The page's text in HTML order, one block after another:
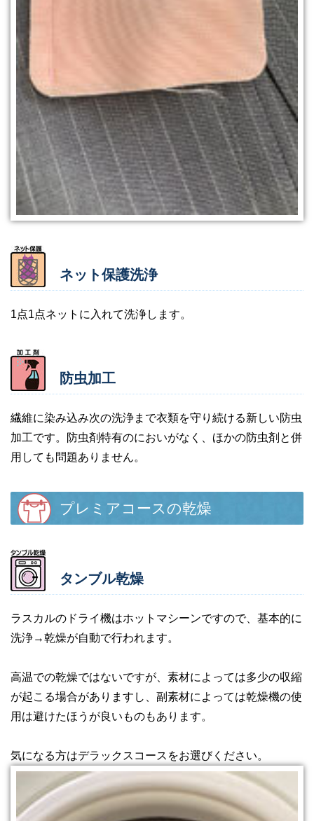
ネット保護洗浄
1点1点ネットに入れて洗浄します。
防虫加工
繊維に染み込み次の洗浄まで衣類を守り続ける新しい防虫
加工です。防虫剤特有のにおいがなく、ほかの防虫剤と併
用しても問題ありません。
プレミアコースの乾燥
タンブル乾燥
ラスカルのドライ機はホットマシーンですので、基本的に
洗浄→乾燥が自動で行われます。
高温での乾燥ではないですが、素材によっては多少の収縮
が起こる場合がありますし、副素材によっては乾燥機の使
用は避けたほうが良いものもあります。
気になる方はデラックスコースをお選びください。